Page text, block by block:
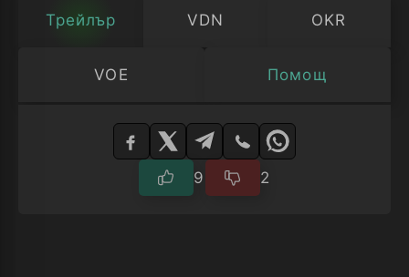
Трейлър VDN OKR
VOE Помощ
Изберете
9 2